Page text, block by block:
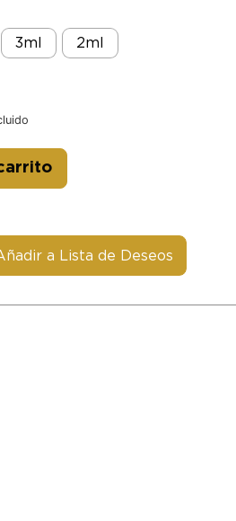
3ml 2ml
a Lista de Deseos